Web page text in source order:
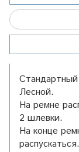
Лесной.
На ремне
2 шлевки.
На конце
распускаться.